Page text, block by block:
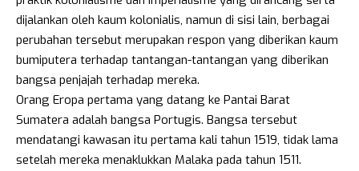
dijalankan oleh kaum kolonialis, namun di sisi lain, berbagai
perubahan tersebut merupakan respon yang diberikan kaum
bumiputera terhadap tantangan-tantangan yang diberikan
bangsa penjajah terhadap mereka.
Orang Eropa pertama yang datang ke Pantai Barat
Sumatera adalah bangsa Portugis. Bangsa tersebut
mendatangi kawasan itu pertama kali tahun 1519, tidak lama
setelah mereka menaklukkan Malaka pada tahun 1511.